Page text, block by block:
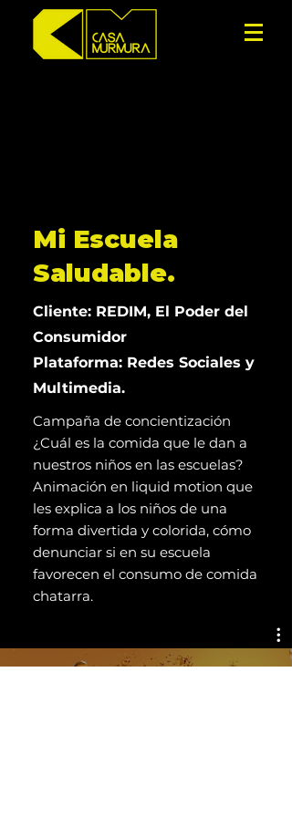
Mi Escuela
Saludable.
Cliente: REDIM, El Poder del
Consumidor
Plataforma: Redes Sociales y
Multimedia.
Campaña de concientización
¿Cuál es la comida que le dan a
nuestros niños en las escuelas?
Animación en liquid motion que
les explica a los niños de una
forma divertida y colorida, cómo
denunciar si en su escuela
favorecen el consumo de comida
chatarra.